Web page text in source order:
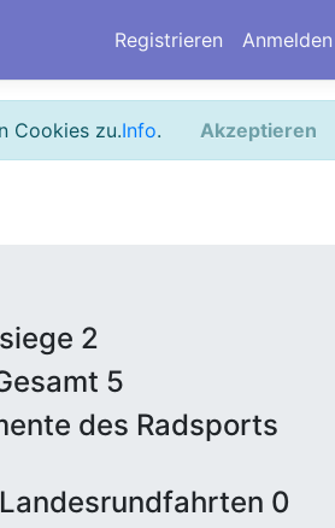
Registrieren Anmelden
Cookies zu.Info. Akzeptieren
2
5
des Radsports
0